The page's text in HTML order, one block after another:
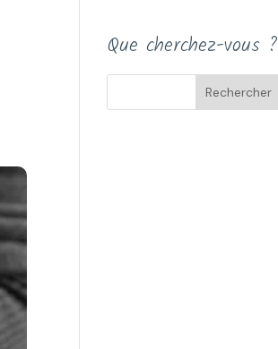
Que cherchez-vous ?